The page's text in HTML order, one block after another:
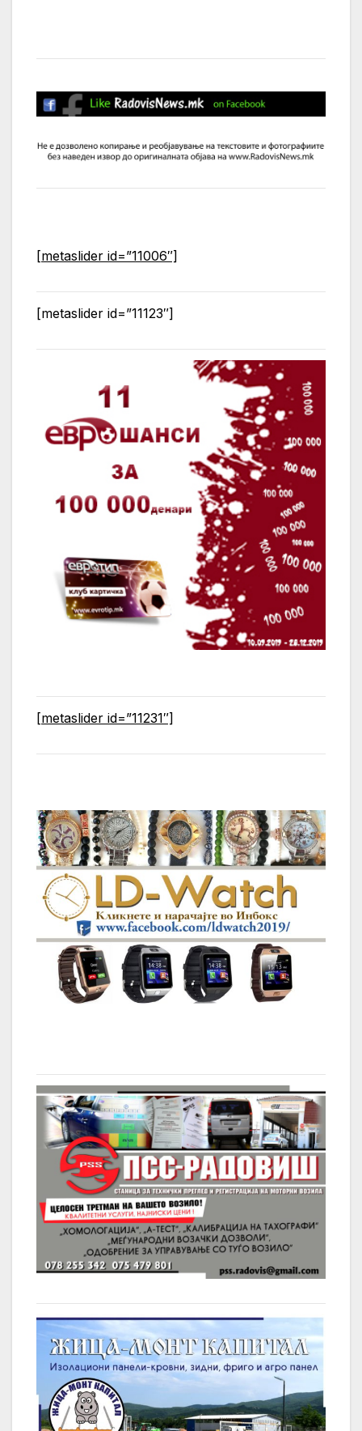
[metaslider id=”11006″]
[metaslider id=”11123″]
[metaslider id=”11231″]